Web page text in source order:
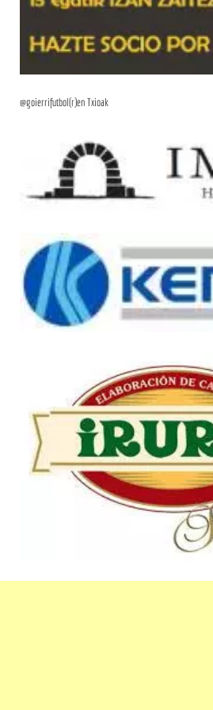
@goierrifutbol(r)en Txioak